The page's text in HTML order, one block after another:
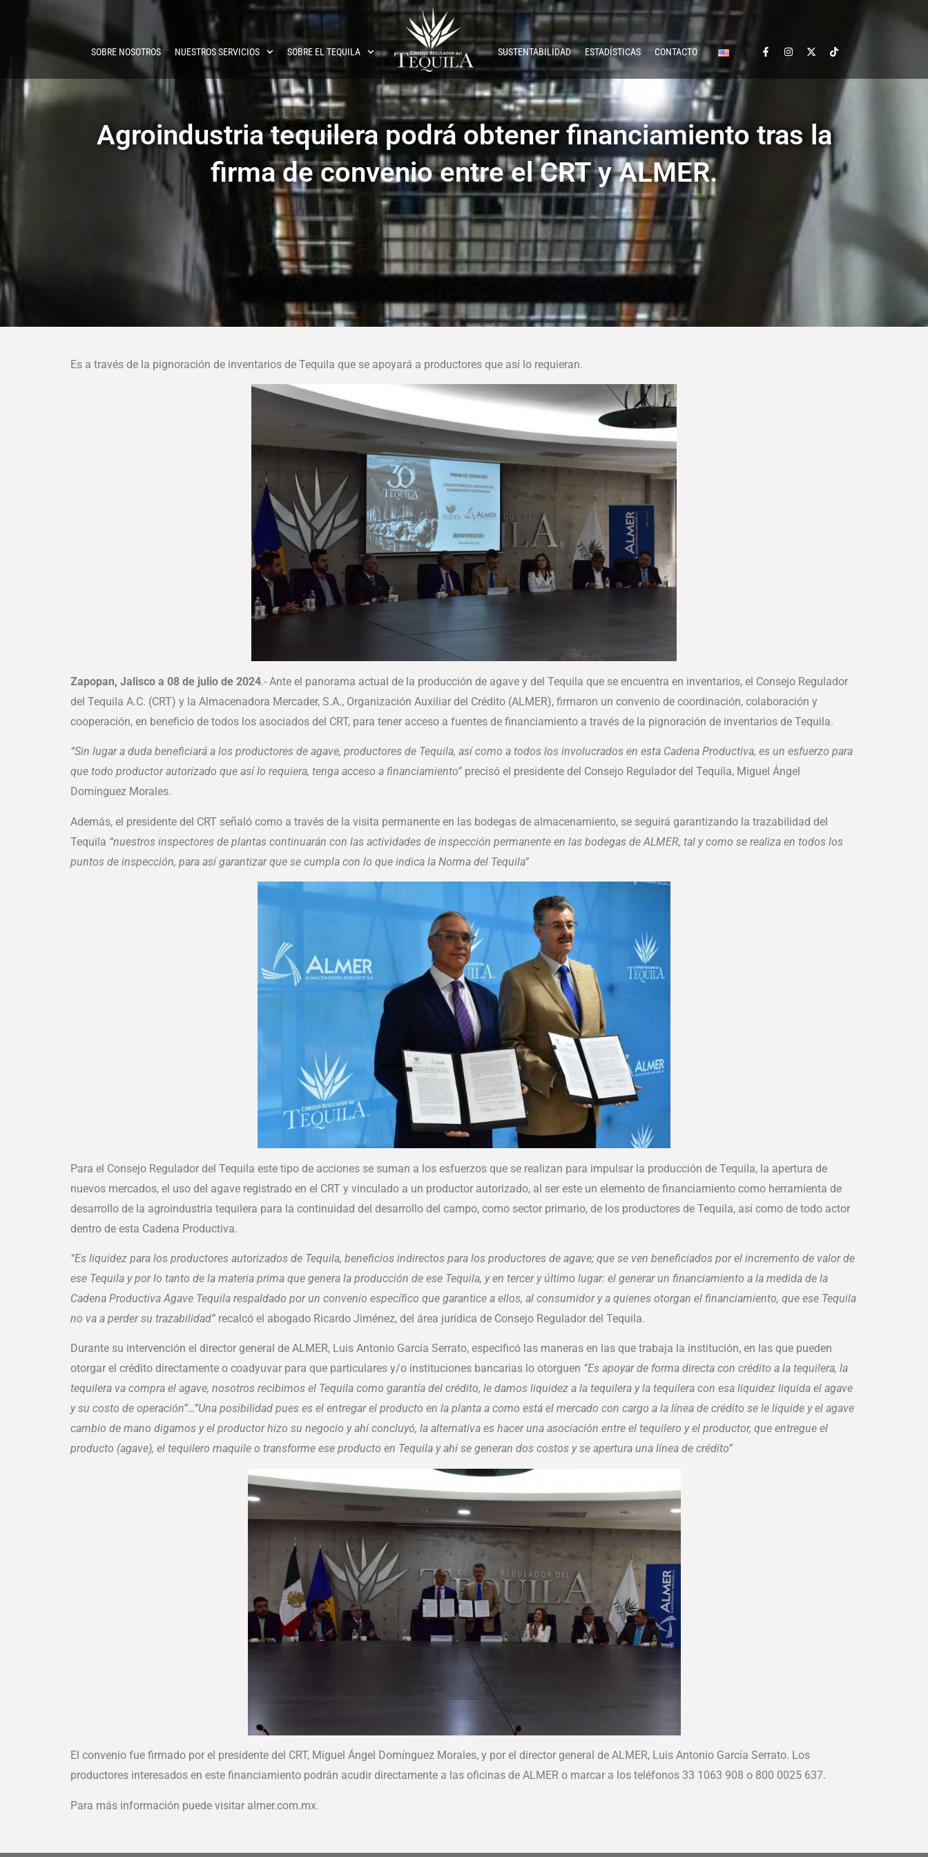
SOBRE NOSOTROS NUESTROS SERVICIOS SOBRE EL TEQUILA SUSTENTABILIDAD ESTADÍSTICAS CONTACTO
Agroindustria tequilera podrá obtener financiamiento tras la
firma de convenio entre el CRT y ALMER.
Es a través de la pignoración de inventarios de Tequila que se apoyará a productores que así lo requieran.
Zapopan, Jalisco a 08 de julio de 2024.- Ante el panorama actual de la producción de agave y del Tequila que se encuentra en inventarios, el Consejo Regulador
del Tequila A.C. (CRT) y la Almacenadora Mercader, S.A., Organización Auxiliar del Crédito (ALMER), firmaron un convenio de coordinación, colaboración y
cooperación, en beneficio de todos los asociados del CRT, para tener acceso a fuentes de financiamiento a través de la pignoración de inventarios de Tequila.
“Sin lugar a duda beneficiará a los productores de agave, productores de Tequila, así como a todos los involucrados en esta Cadena Productiva, es un esfuerzo para
que todo productor autorizado que así lo requiera, tenga acceso a financiamiento” precisó el presidente del Consejo Regulador del Tequila, Miguel Ángel
Domínguez Morales.
Además, el presidente del CRT señaló como a través de la visita permanente en las bodegas de almacenamiento, se seguirá garantizando la trazabilidad del
Tequila “nuestros inspectores de plantas continuarán con las actividades de inspección permanente en las bodegas de ALMER, tal y como se realiza en todos los
puntos de inspección, para así garantizar que se cumpla con lo que indica la Norma del Tequila”
Para el Consejo Regulador del Tequila este tipo de acciones se suman a los esfuerzos que se realizan para impulsar la producción de Tequila, la apertura de
nuevos mercados, el uso del agave registrado en el CRT y vinculado a un productor autorizado, al ser este un elemento de financiamiento como herramienta de
desarrollo de la agroindustria tequilera para la continuidad del desarrollo del campo, como sector primario, de los productores de Tequila, así como de todo actor
dentro de esta Cadena Productiva.
“Es liquidez para los productores autorizados de Tequila, beneficios indirectos para los productores de agave; que se ven beneficiados por el incremento de valor de
ese Tequila y por lo tanto de la materia prima que genera la producción de ese Tequila, y en tercer y último lugar: el generar un financiamiento a la medida de la
Cadena Productiva Agave Tequila respaldado por un convenio específico que garantice a ellos, al consumidor y a quienes otorgan el financiamiento, que ese Tequila
no va a perder su trazabilidad” recalcó el abogado Ricardo Jiménez, del área jurídica de Consejo Regulador del Tequila.
Durante su intervención el director general de ALMER, Luis Antonio García Serrato, especificó las maneras en las que trabaja la institución, en las que pueden
otorgar el crédito directamente o coadyuvar para que particulares y/o instituciones bancarias lo otorguen ”Es apoyar de forma directa con crédito a la tequilera, la
tequilera va compra el agave, nosotros recibimos el Tequila como garantía del crédito, le damos liquidez a la tequilera y la tequilera con esa liquidez liquida el agave
y su costo de operación”…”Una posibilidad pues es el entregar el producto en la planta a como está el mercado con cargo a la línea de crédito se le liquide y el agave
cambio de mano digamos y el productor hizo su negocio y ahí concluyó, la alternativa es hacer una asociación entre el tequilero y el productor, que entregue el
producto (agave), el tequilero maquile o transforme ese producto en Tequila y ahí se generan dos costos y se apertura una línea de crédito”
El convenio fue firmado por el presidente del CRT, Miguel Ángel Domínguez Morales, y por el director general de ALMER, Luis Antonio García Serrato. Los
productores interesados en este financiamiento podrán acudir directamente a las oficinas de ALMER o marcar a los teléfonos 33 1063 908 o 800 0025 637.
Para más información puede visitar almer.com.mx.